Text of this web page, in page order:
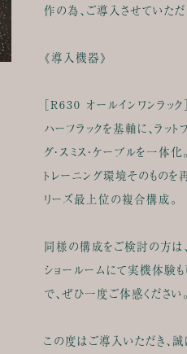
作の為、ご導入させていただ
《導入機器》
［R630 オールインワンラック］
ハーフラックを基軸に、ラット
グ・スミス・ケーブルを一体化。
トレーニング環境そのものを
リーズ最上位の複合構成。
同様の構成をご検討の方は、
ショールームにて実機体験
で、ぜひ一度ご体感ください。
この度はご導入いただき、誠